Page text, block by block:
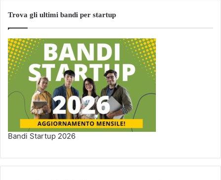
Trova gli ultimi bandi per startup
Bandi Startup 2026